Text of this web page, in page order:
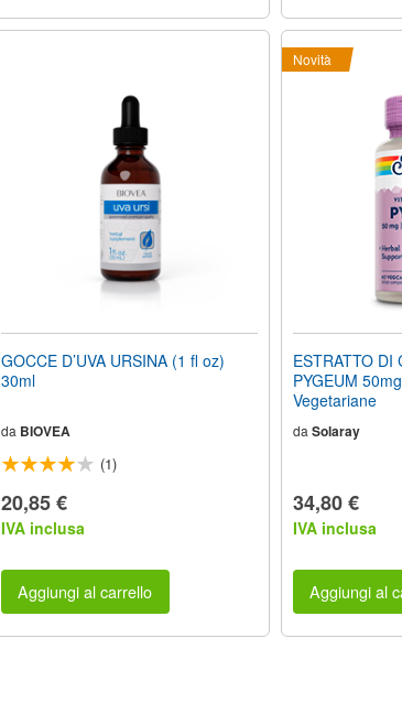
GOCCE D’UVA URSINA (1 fl oz)
30ml
da BIOVEA
(1)
20,85 €
IVA inclusa
Aggiungi al carrello
Novità
ESTRATTO DI
PYGEUM
Vegetariane
da Solaray
34,80 €
IVA inclusa
Aggiungi al